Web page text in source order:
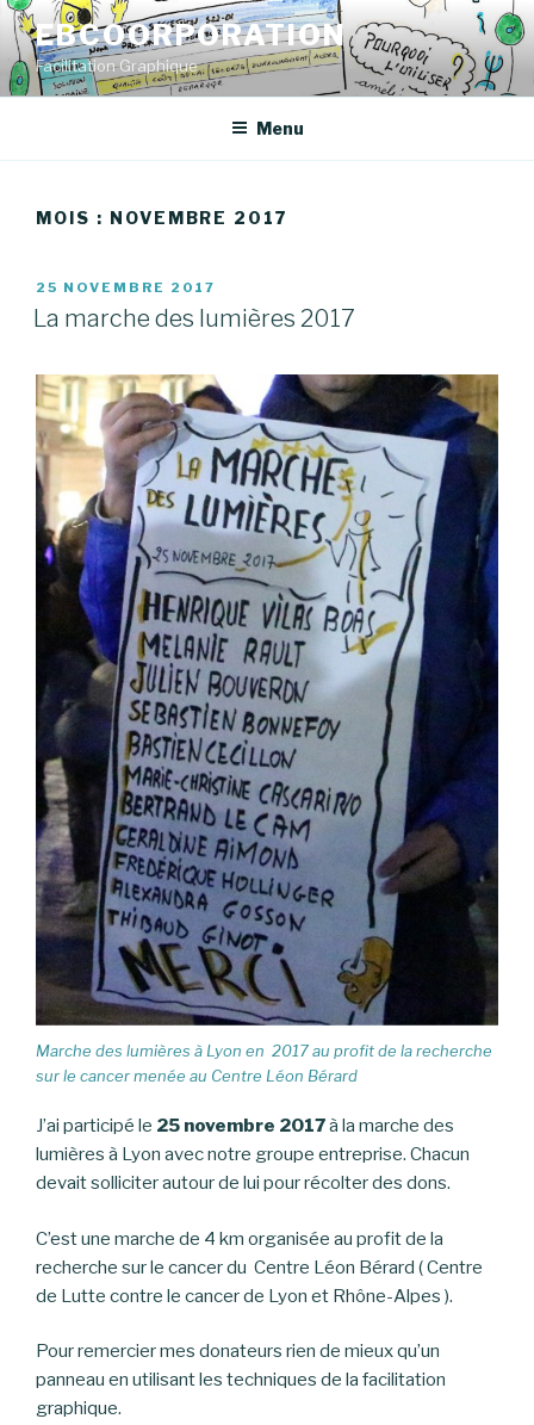
Aller
au
contenu
principal
EBCOORPORATION
Facilitation Graphique
Menu
MOIS : NOVEMBRE 2017
PUBLIÉ
LE
25 NOVEMBRE 2017
La marche des lumières 2017
Marche des lumières à Lyon en 2017 au profit de la recherche
sur le cancer menée au Centre Léon Bérard
J’ai participé le 25 novembre 2017à la marche des
lumières à Lyon avec notre groupe entreprise. Chacun
devait solliciter autour de lui pour récolter des dons.
C’est une marche de 4 km organisée au profit de la
recherche sur le cancer du Centre Léon Bérard ( Centre
de Lutte contre le cancer de Lyon et Rhône-Alpes ).
Pour remercier mes donateurs rien de mieux qu’un
panneau en utilisant les techniques de la facilitation
graphique.